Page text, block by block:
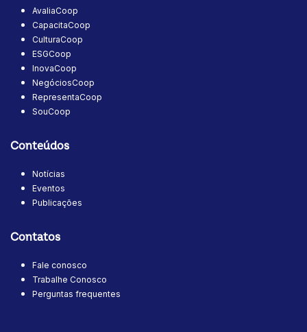
AvaliaCoop
CapacitaCoop
CulturaCoop
ESGCoop
InovaCoop
NegóciosCoop
RepresentaCoop
SouCoop
Conteúdos
Notícias
Eventos
Publicações
Contatos
Fale conosco
Trabalhe Conosco
Perguntas frequentes